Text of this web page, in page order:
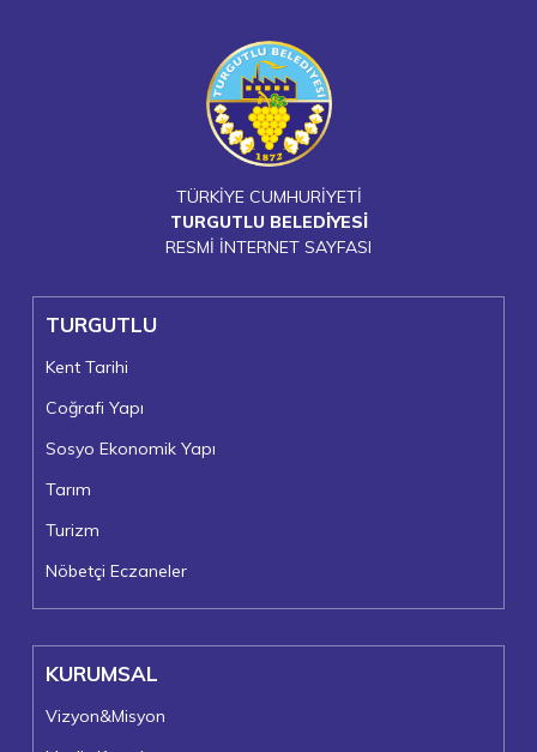
TÜRKİYE CUMHURİYETİ
TURGUTLU BELEDİYESİ
RESMİ İNTERNET SAYFASI
TURGUTLU
Kent Tarihi
Coğrafi Yapı
Sosyo Ekonomik Yapı
Tarım
Turizm
Nöbetçi Eczaneler
KURUMSAL
Vizyon&Misyon